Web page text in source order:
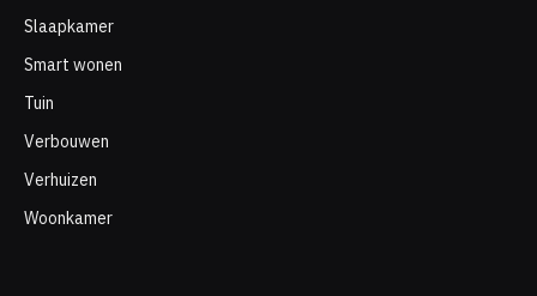
Slaapkamer
Smart wonen
Tuin
Verbouwen
Verhuizen
Woonkamer